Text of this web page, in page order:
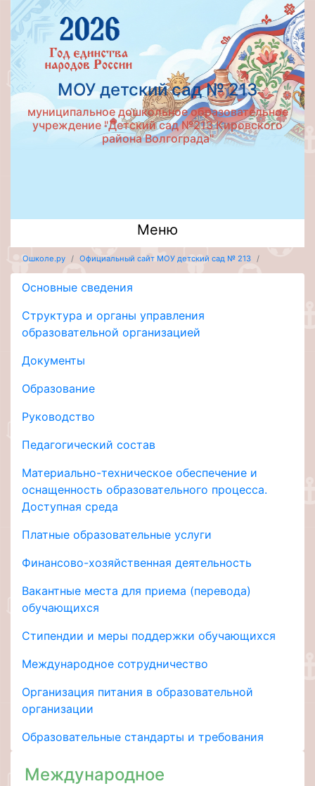
МОУ детский сад № 213
муниципальное дошкольное образовательное
учреждение "Детский сад №213 Кировского
района Волгограда"
Меню
Ошколе.ру Официальный сайт МОУ детский сад № 213
Основные сведения
Структура и органы управления
образовательной организацией
Документы
Образование
Руководство
Педагогический состав
Материально-техническое обеспечение и
оснащенность образовательного процесса.
Доступная среда
Платные образовательные услуги
Финансово-хозяйственная деятельность
Вакантные места для приема (перевода)
обучающихся
Стипендии и меры поддержки обучающихся
Международное сотрудничество
Организация питания в образовательной
организации
Образовательные стандарты и требования
Международное